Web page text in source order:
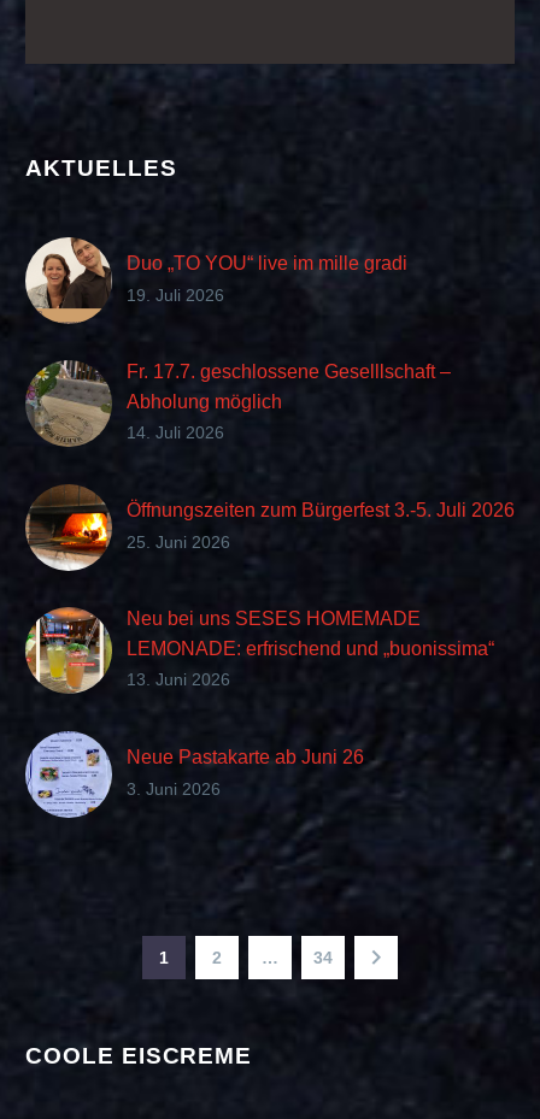
AKTUELLES
Duo „TO YOU“ live im mille gradi
19. Juli 2026
Fr. 17.7. geschlossene Geselllschaft –
Abholung möglich
14. Juli 2026
Öffnungszeiten zum Bürgerfest 3.-5. Juli 2026
25. Juni 2026
Neu bei uns SESES HOMEMADE
LEMONADE: erfrischend und „buonissima“
im Geschmack
13. Juni 2026
Neue Pastakarte ab Juni 26
3. Juni 2026
1 2 … 34
COOLE EISCREME